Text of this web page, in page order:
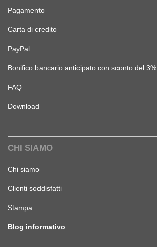
Pagamento
Carta di credito
PayPal
Bonifico bancario anticipato con sconto del 3%
FAQ
Download
CHI SIAMO
Chi siamo
Clienti soddisfatti
Stampa
Blog informativo